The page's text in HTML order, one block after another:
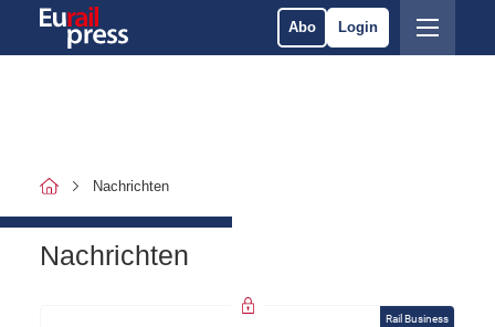
Abo Login
Nachrichten
Nachrichten
Rail Business